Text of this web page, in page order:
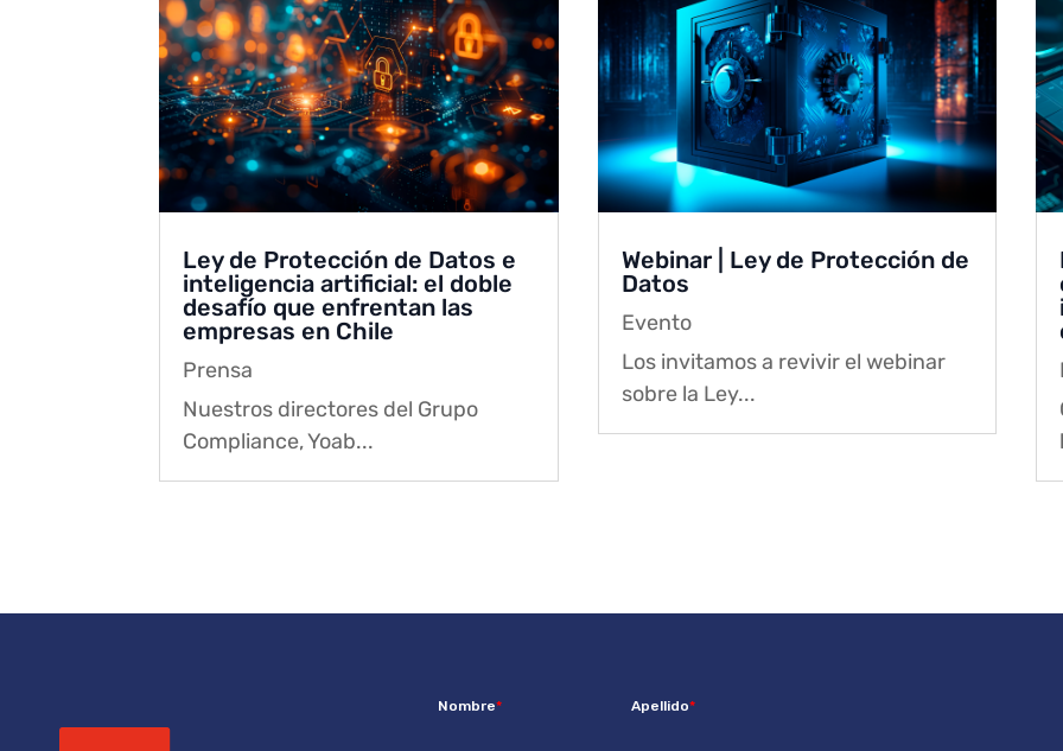
Ley de Protección de Datos e
inteligencia artificial: el doble
desafío que enfrentan las
empresas en Chile
Prensa
Nuestros directores del Grupo
Compliance, Yoab...
Webinar | Ley de Protección de
Datos
Evento
Los invitamos a revivir el webinar
sobre la Ley...